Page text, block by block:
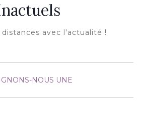
distances avec l'actualité !
NOUS UNE